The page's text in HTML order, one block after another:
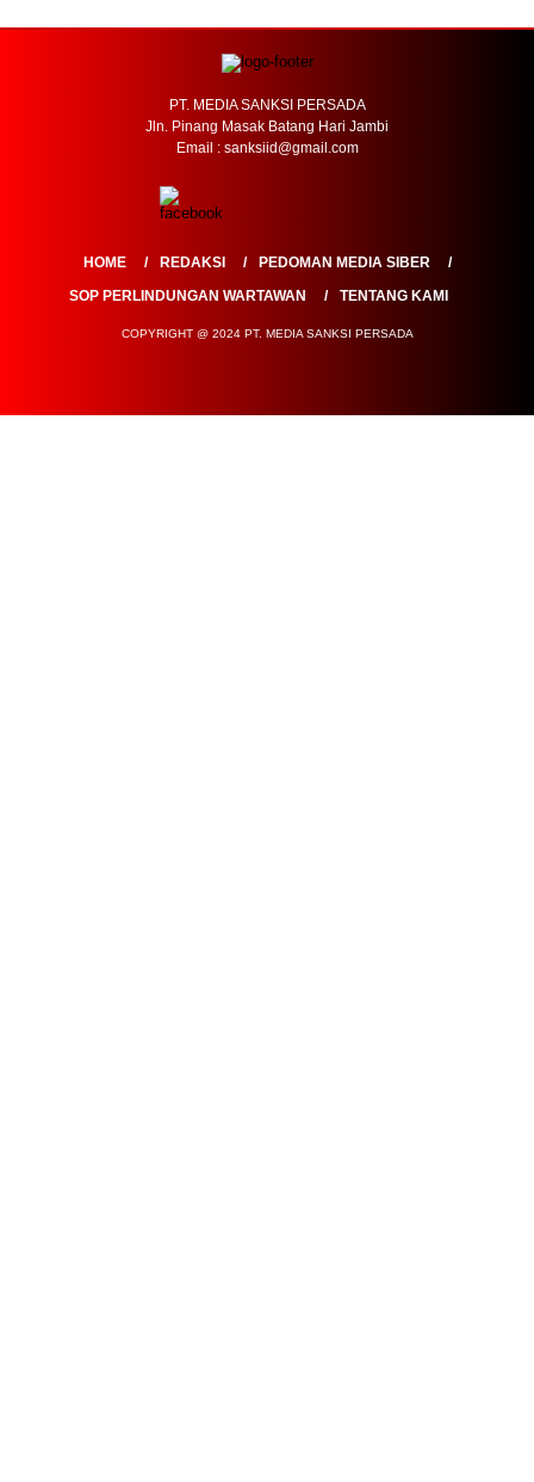
PT. MEDIA SANKSI PERSADA
Jln. Pinang Masak Batang Hari Jambi
Email : sanksiid@gmail.com
HOME REDAKSI
PEDOMAN MEDIA SIBER
SOP PERLINDUNGAN WARTAWAN
TENTANG KAMI